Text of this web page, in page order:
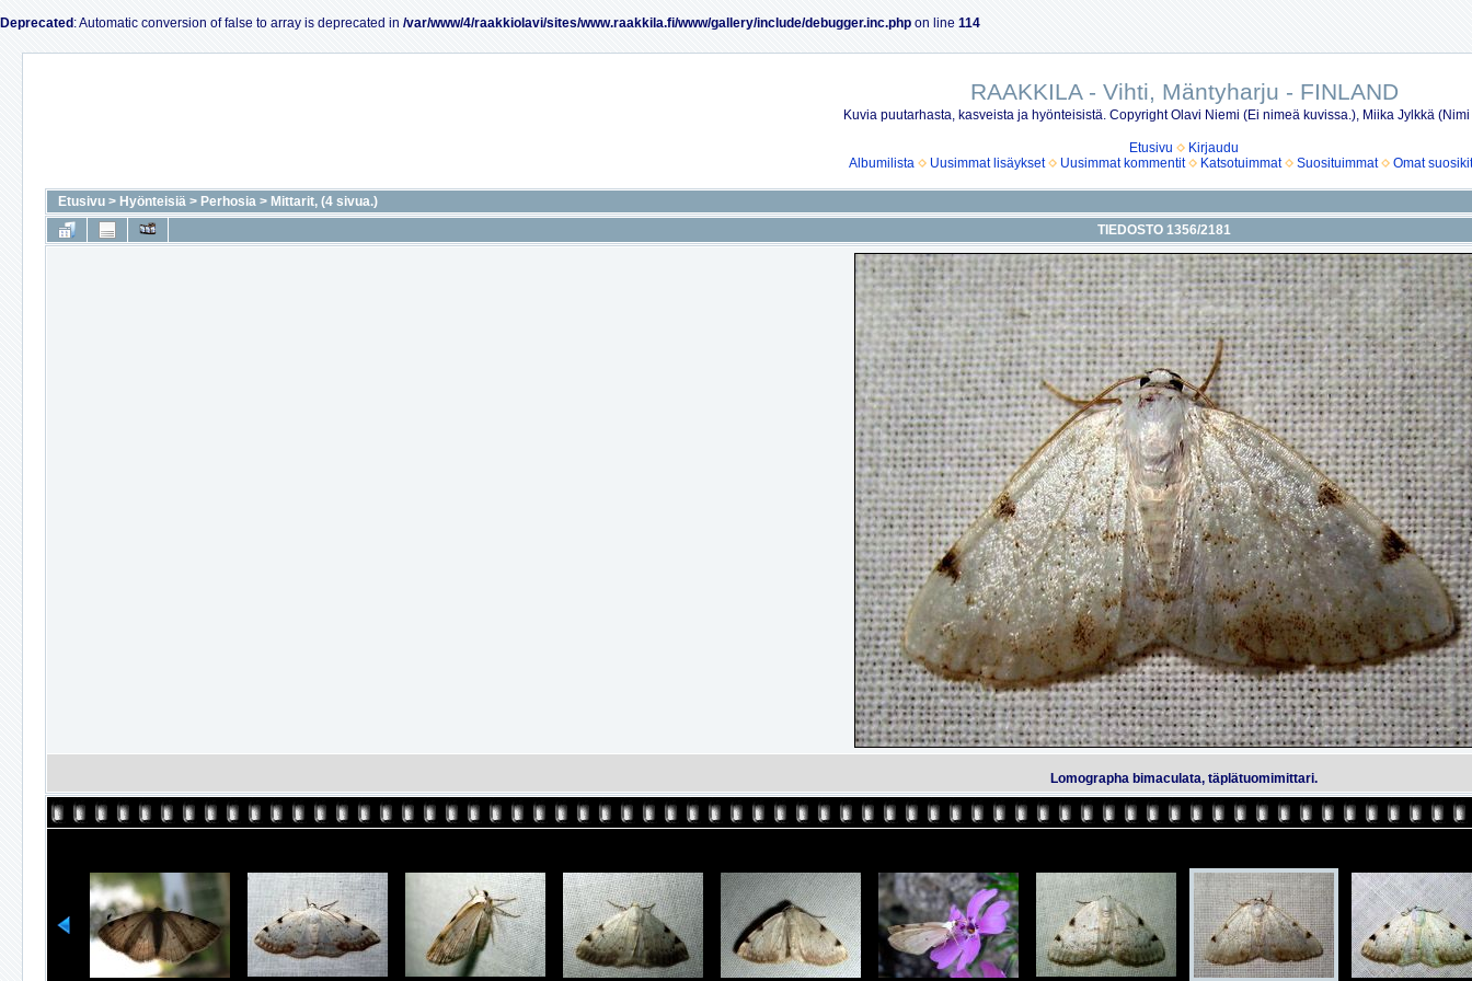
Deprecated : Automatic conversion of false to array is deprecated in /var/www/4/raakkiolavi/sites/www.raakkila.fi/www/gallery/include/debugger.inc.php on line 114
RAAKKILA - Vihti, Mäntyharju - FINLAND
Kuvia puutarhasta, kasveista ja hyönteisistä. Copyright Olavi Niemi (Ei nimeä kuvissa.), Miika Jylkkä
Etusivu
Kirjaudu
Albumilista
Uusimmat lisäykset Uusimmat kommentit Katsotuimmat Suosituimmat Omat suosikit
Etusivu > Hyönteisiä > Perhosia > Mittarit, (4 sivua.)
TIEDOSTO 1356/2181
Lomographa bimaculata, täplätuomimittari.